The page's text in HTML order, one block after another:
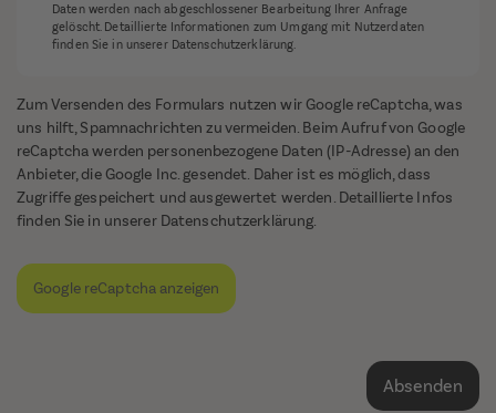
Daten werden nach abgeschlossener Bearbeitung Ihrer Anfrage
gelöscht. Detaillierte Informationen zum Umgang mit Nutzerdaten
finden Sie in unserer Datenschutzerklärung.
Zum Versenden des Formulars nutzen wir Google reCaptcha, was
uns hilft, Spamnachrichten zu vermeiden. Beim Aufruf von Google
reCaptcha werden personenbezogene Daten (IP-Adresse) an den
Anbieter, die Google Inc. gesendet. Daher ist es möglich, dass
Zugriffe gespeichert und ausgewertet werden. Detaillierte Infos
finden Sie in unserer Datenschutzerklärung.
Google reCaptcha anzeigen